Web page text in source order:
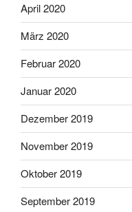
April 2020
März 2020
Februar 2020
Januar 2020
Dezember 2019
November 2019
Oktober 2019
September 2019